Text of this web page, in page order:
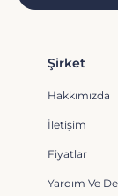
Şirket
Hakkımızda
İletişim
Fiyatlar
Yardım Ve